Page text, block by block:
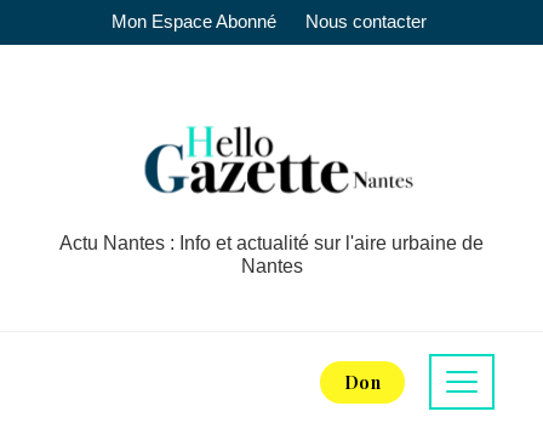
Mon Espace Abonné Nous contacter
Actu Nantes : Info et actualité sur l'aire urbaine de
Nantes
Don